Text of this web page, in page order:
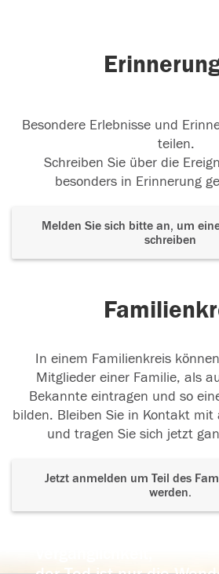
Besondere Erlebnisse und
teilen.
Schreiben Sie über die
besonders in Erinnerung
Melden Sie sich bitte an, um
schreiben
In einem Familienkreis
Mitglieder einer Familie, als
Bekannte eintragen und so
bilden. Bleiben Sie in Kontakt
und tragen Sie sich jetzt
Jetzt anmelden um Teil des
werden.